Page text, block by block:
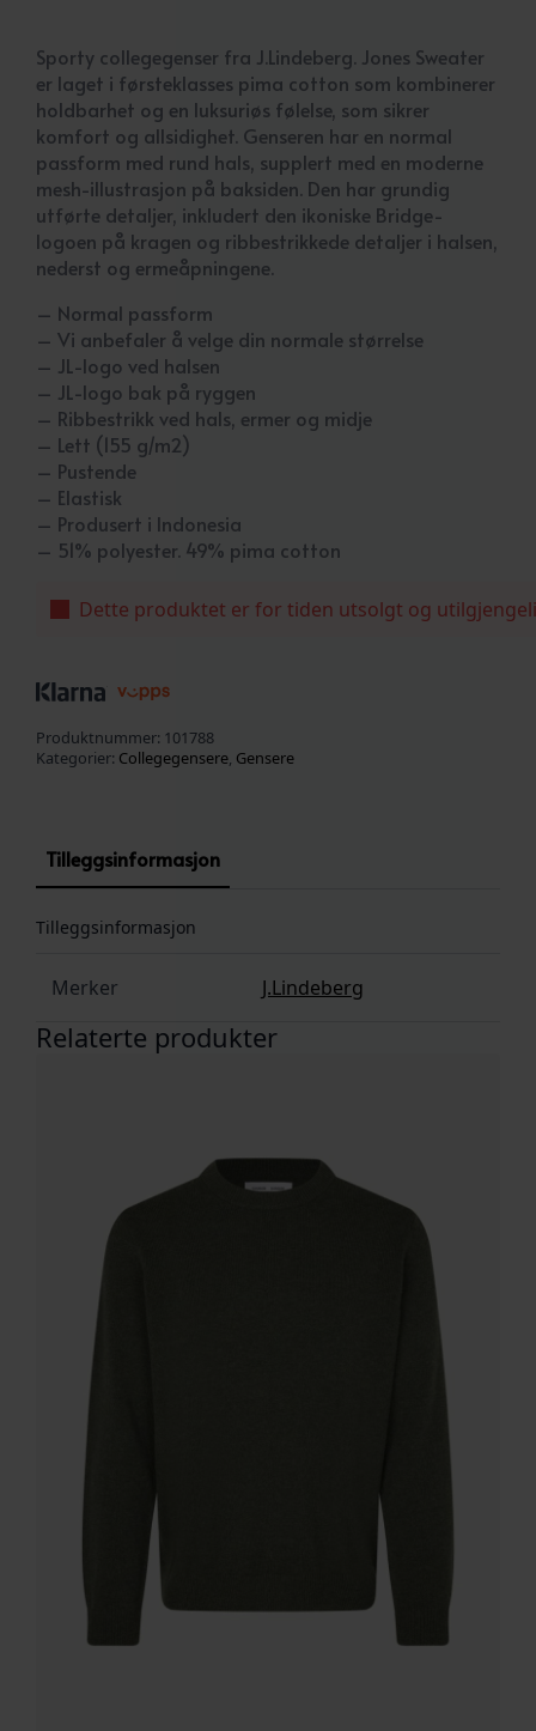
Sporty collegegenser fra J.Lindeberg. Jones Sweater
er laget i førsteklasses pima cotton som kombinerer
holdbarhet og en luksuriøs følelse, som sikrer
komfort og allsidighet. Genseren har en normal
passform med rund hals, supplert med en moderne
mesh-illustrasjon på baksiden. Den har grundig
utførte detaljer, inkludert den ikoniske Bridge-
logoen på kragen og ribbestrikkede detaljer i halsen,
nederst og ermeåpningene.
– Normal passform
– Vi anbefaler å velge din normale størrelse
– JL-logo ved halsen
– JL-logo bak på ryggen
– Ribbestrikk ved hals, ermer og midje
– Lett (155 g/m2)
– Pustende
– Elastisk
– Produsert i Indonesia
– 51% polyester. 49% pima cotton
Dette produktet er for tiden utsolgt og
Produktnummer: 101788
Kategorier: Collegegensere, Gensere
Tilleggsinformasjon
Tilleggsinformasjon
Merker J.Lindeberg
Relaterte produkter